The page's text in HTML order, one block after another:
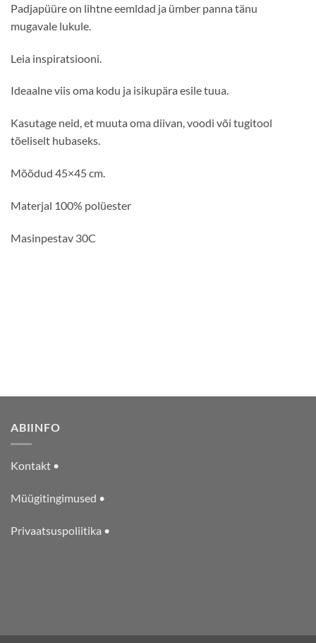
Padjapüüre on lihtne eemldad ja ümber panna tänu
mugavale lukule.
Leia inspiratsiooni.
Ideaalne viis oma kodu ja isikupära esile tuua.
Kasutage neid, et muuta oma diivan, voodi või tugitool
tõeliselt hubaseks.
Mõõdud 45×45 cm.
Materjal 100% polüester
Masinpestav 30C
ABIINFO
Kontakt •
Müügitingimused •
Privaatsuspoliitika •